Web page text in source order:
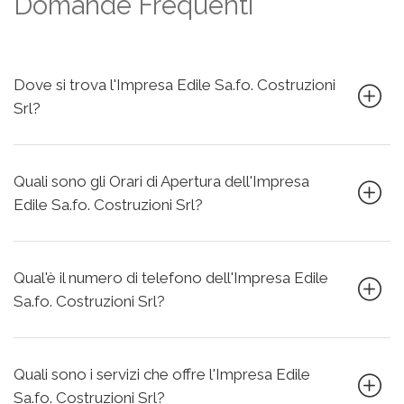
Dove si trova l'Impresa Edile Sa.fo. Costruzioni
Srl?
Quali sono gli Orari di Apertura dell'Impresa
Edile Sa.fo. Costruzioni Srl?
Qual'è il numero di telefono dell'Impresa Edile
Sa.fo. Costruzioni Srl?
Quali sono i servizi che offre l'Impresa Edile
Sa.fo. Costruzioni Srl?